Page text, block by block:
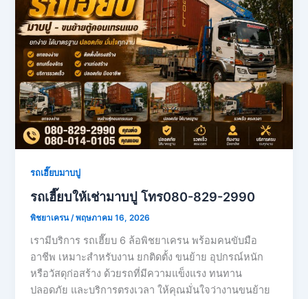
รถเฮี๊ยบมาบปู
รถเฮี๊ยบให้เช่ามาบปู โทร080-829-2990
พิชยาเครน /พฤษภาคม 16, 2026
เรามีบริการ รถเฮี๊ยบ 6 ล้อพิชยาเครน พร้อมคนขับมือ
อาชีพ เหมาะสำหรับงาน ยกติดตั้ง ขนย้าย อุปกรณ์หนัก
หรือวัสดุก่อสร้าง ด้วยรถที่มีความแข็งแรง ทนทาน
ปลอดภัย และบริการตรงเวลา ให้คุณมั่นใจว่างานขนย้าย